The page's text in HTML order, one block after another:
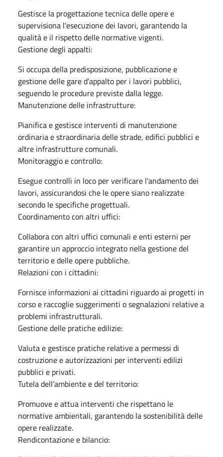
Gestisce la progettazione tecnica delle opere e
supervisiona l'esecuzione dei lavori, garantendo la
qualità e il rispetto delle normative vigenti.
Gestione degli appalti:
Si occupa della predisposizione, pubblicazione e
gestione delle gare d’appalto per i lavori pubblici,
seguendo le procedure previste dalla legge.
Manutenzione delle infrastrutture:
Pianifica e gestisce interventi di manutenzione
ordinaria e straordinaria delle strade, edifici pubblici e
altre infrastrutture comunali.
Monitoraggio e controllo:
Esegue controlli in loco per verificare l'andamento dei
lavori, assicurandosi che le opere siano realizzate
secondo le specifiche progettuali.
Coordinamento con altri uffici:
Collabora con altri uffici comunali e enti esterni per
garantire un approccio integrato nella gestione del
territorio e delle opere pubbliche.
Relazioni con i cittadini:
Fornisce informazioni ai cittadini riguardo ai progetti in
corso e raccoglie suggerimenti o segnalazioni relative a
problemi infrastrutturali.
Gestione delle pratiche edilizie:
Valuta e gestisce pratiche relative a permessi di
costruzione e autorizzazioni per interventi edilizi
pubblici e privati.
Tutela dell’ambiente e del territorio:
Promuove e attua interventi che rispettano le
normative ambientali, garantendo la sostenibilità delle
opere realizzate.
Rendicontazione e bilancio: